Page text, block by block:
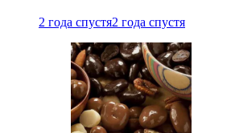
2 года спустя2 года спустя